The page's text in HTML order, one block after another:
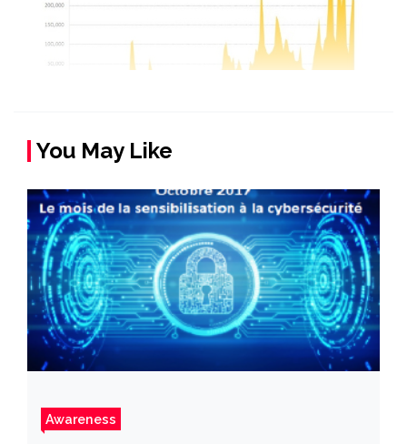
You May Like
Awareness